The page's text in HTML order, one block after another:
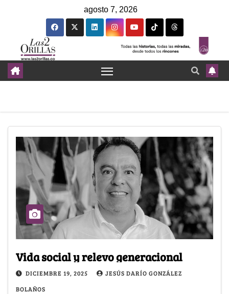
agosto 7, 2026
Vida social y relevo generacional
DICIEMBRE 19, 2025
JESÚS DARÍO GONZÁLEZ
BOLAÑOS